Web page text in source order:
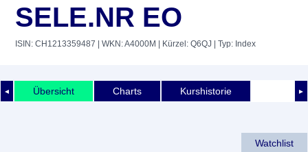
SELE.NR EO
ISIN: CH1213359487 | WKN: A4000M | Kürzel: Q6QJ | Typ: Index
◄ ►
Übersicht Charts Kurshistorie
Watchlist